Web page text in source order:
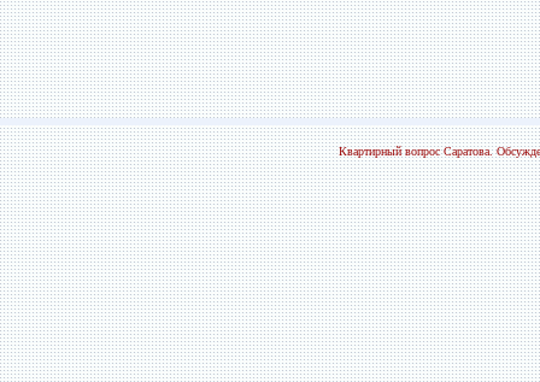
Квартирный вопрос Саратова.